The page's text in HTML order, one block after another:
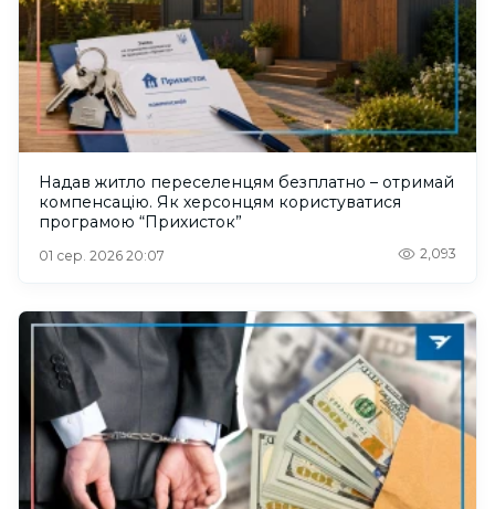
Надав житло переселенцям безплатно – отримай
компенсацію. Як херсонцям користуватися
програмою “Прихисток”
01 сер. 2026 20:07 2,093